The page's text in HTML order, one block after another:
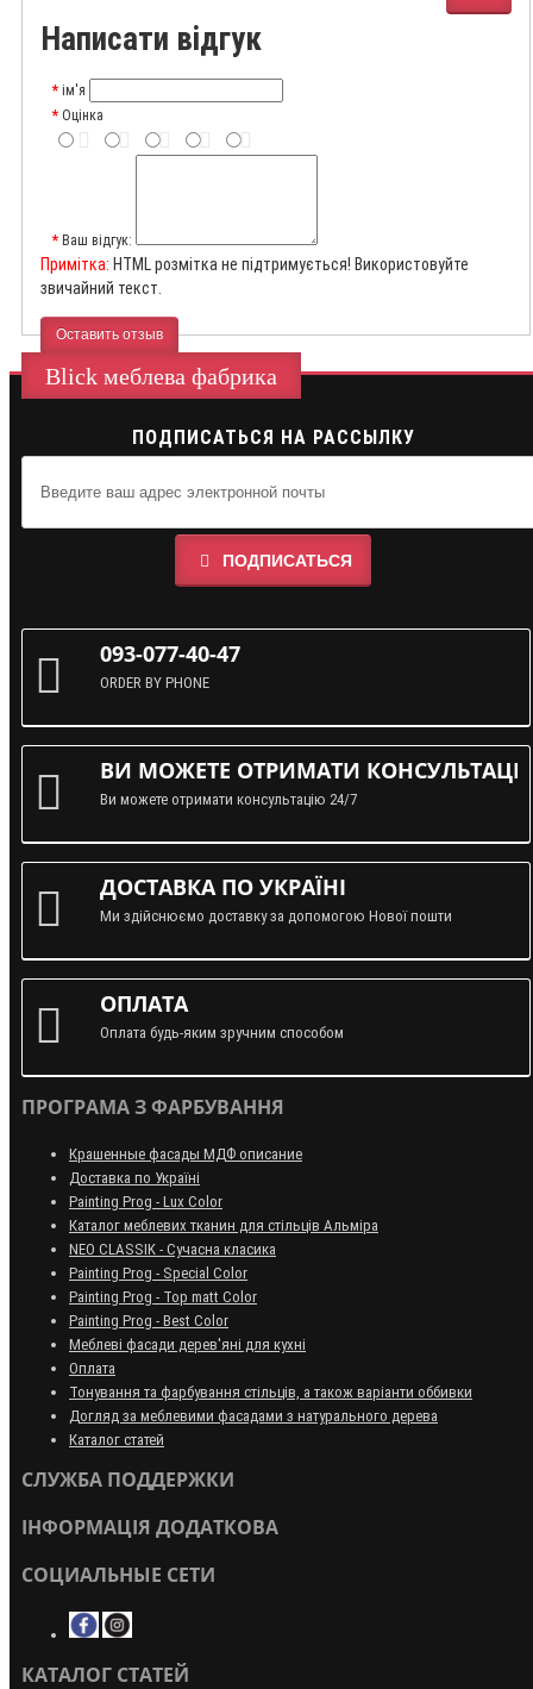
Написати відгук
ім'я
Оцінка
Ваш відгук:
Примітка: HTML розмітка не підтримується! Використовуйте
звичайний текст.
Оставить отзыв
Blick меблева фабрика
ПОДПИСАТЬСЯ НА РАССЫЛКУ
ПОДПИСАТЬСЯ
093-077-40-47
ORDER BY PHONE
ВИ МОЖЕТЕ ОТРИМАТИ
Ви можете отримати консультацію 24/7
ДОСТАВКА ПО УКРАЇНІ
Ми здійснюємо доставку за допомогою Нової пошти
ОПЛАТА
Оплата будь-яким зручним способом
ПРОГРАМА З ФАРБУВАННЯ
Крашенные фасады МДФ описание
Доставка по Україні
Painting Prog - Lux Color
Каталог меблевих тканин для стільців Альміра
NEO CLASSIK - Сучасна класика
Painting Prog - Special Color
Painting Prog - Top matt Color
Painting Prog - Best Color
Меблеві фасади дерев'яні для кухні
Оплата
Тонування та фарбування стільців, а також варіанти оббивки
Догляд за меблевими фасадами з натурального дерева
Каталог статей
СЛУЖБА ПОДДЕРЖКИ
ІНФОРМАЦІЯ ДОДАТКОВА
СОЦИАЛЬНЫЕ СЕТИ
КАТАЛОГ СТАТЕЙ